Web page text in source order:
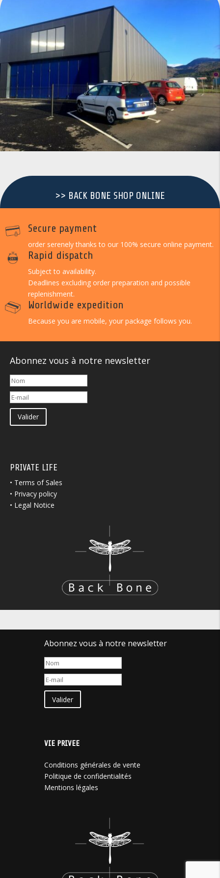
>> BACK BONE SHOP ONLINE
Secure payment
order serenely thanks to our 100% secure online payment.
Rapid dispatch
Subject to availability.
Deadlines excluding order preparation and possible
replenishment.
Worldwide expedition
Because you are mobile, your package follows you.
Abonnez vous à notre newsletter
Valider
PRIVATE LIFE
• Terms of Sales
• Privacy policy
• Legal Notice
Abonnez vous à notre newsletter
Valider
VIE PRIVEE
Conditions générales de vente
Politique de confidentialités
Mentions légales